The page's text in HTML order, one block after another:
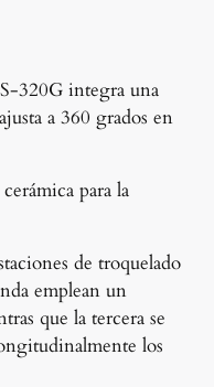
320G integra una
a 360 grados en
para la
de troquelado
emplean un
que la tercera se
los